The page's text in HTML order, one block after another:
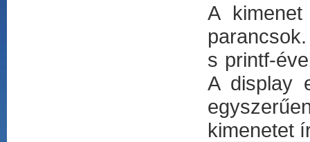
A
s printf-
A display
kimenetet